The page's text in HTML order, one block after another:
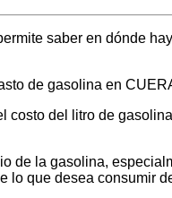
saber en dónde
de gasolina en
costo del litro de
de la gasolina,
lo que desea consumir